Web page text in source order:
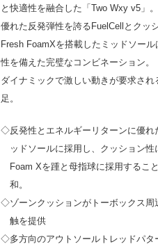
と快適性を融合した「Two Wxy v5」。
優れた反発弾性を誇るFuelCellとクッ
Fresh FoamXを搭載したミッドソー
性を備えた完璧なコンビネーション。
ダイナミックで激しい動きが要求され
足。
◇反発性とエネルギーリターンに優れ
ッドソールに採用し、クッション性
Foam Xを踵と母指球に採用するこ
和。
◇ゾーンクッションがトーボックス周
触を提供
◇多方向のアウトソールトレッドパタ